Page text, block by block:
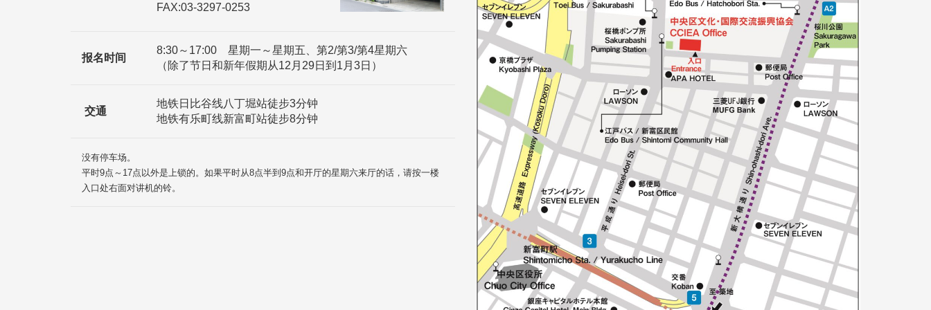
FAX:03-3297-0253
报名时间
8:30～17:00 星期一～星期五、第2/第3/第4星期六
（除了节日和新年假期从12月29日到1月3日）
交通
地铁日比谷线八丁堀站徒步3分钟
地铁有乐町线新富町站徒步8分钟
没有停车场。
平时9点～17点以外是上锁的。如果平时从8点半到9点和开厅的星期六来厅的话，请按一楼
入口处右面对讲机的铃。